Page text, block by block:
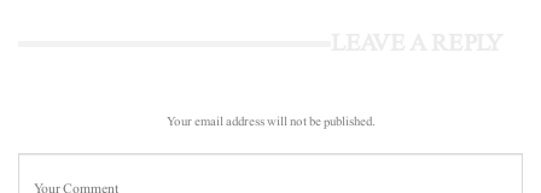
Your email address will not be published.